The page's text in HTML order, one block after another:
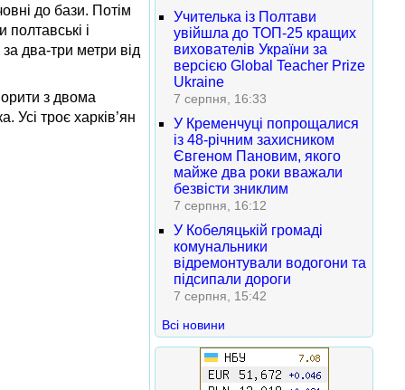
до бази. Потім
полтавські і
два-три метри від
з двома
троє харків’ян
Учителька із Полтави
увійшла до ТОП-25 кращих
вихователів України за
версією Global Teacher Prize
Ukraine
7 серпня, 16:33
У Кременчуці попрощалися
із 48-річним захисником
Євгеном Пановим, якого
майже два роки вважали
безвісти зниклим
7 серпня, 16:12
У Кобеляцькій громаді
комунальники
відремонтували водогони та
підсипали дороги
7 серпня, 15:42
Всі новини